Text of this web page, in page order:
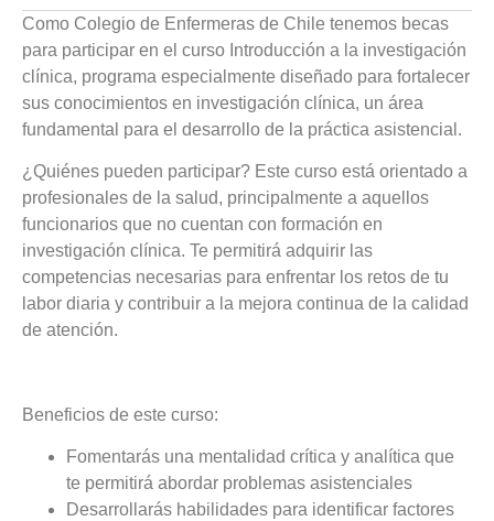
Como Colegio de Enfermeras de Chile tenemos becas
para participar en el curso Introducción a la investigación
clínica, programa especialmente diseñado para fortalecer
sus conocimientos en investigación clínica, un área
fundamental para el desarrollo de la práctica asistencial.
¿Quiénes pueden participar? Este curso está orientado a
profesionales de la salud, principalmente a aquellos
funcionarios que no cuentan con formación en
investigación clínica. Te permitirá adquirir las
competencias necesarias para enfrentar los retos de tu
labor diaria y contribuir a la mejora continua de la calidad
de atención.
Beneficios de este curso:
Fomentarás una mentalidad crítica y analítica que
te permitirá abordar problemas asistenciales
Desarrollarás habilidades para identificar factores